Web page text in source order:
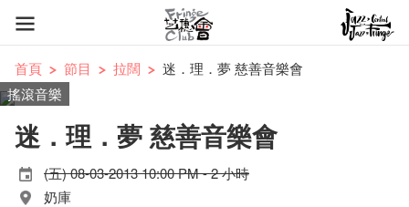
首頁 節目 拉闊
迷．理．夢 慈善音樂會
搖滾音樂
迷．理．夢 慈善音樂會
(五) 08-03-2013 10:00 PM - 2 小時
奶庫